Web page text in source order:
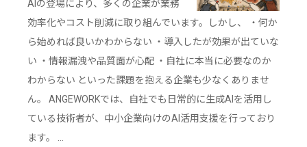
AIの登場により、多くの企業が業務
効率化やコスト削減に取り組んでいます。しかし、 ・何か
ら始めれば良いかわからない ・導入したが効果が出ていな
い ・情報漏洩や品質面が心配 ・自社に本当に必要なのか
わからない といった課題を抱える企業も少なくありませ
ん。 ANGEWORKでは、自社でも日常的に生成AIを活用し
ている技術者が、中小企業向けのAI活用支援を行っており
ます。 …